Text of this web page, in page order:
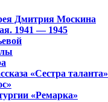
Дмитрия Москина
1941 — 1945
«Сестра таланта»
«Ремарка»